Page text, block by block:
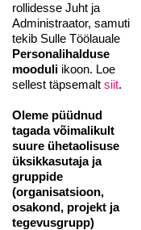
rollidesse Juht ja
Administraator, samuti
tekib Sulle Töölauale
Personalihalduse
mooduli ikoon. Loe
sellest täpsemalt siit.
Oleme püüdnud
tagada võimalikult
suure ühetaolisuse
üksikkasutaja ja
gruppide
(organisatsioon,
osakond, projekt ja
tegevusgrupp)